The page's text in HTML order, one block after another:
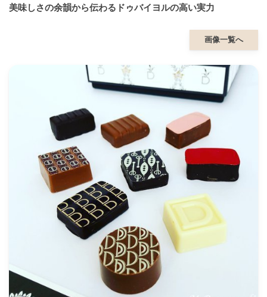
美味しさの余韻から伝わるドゥバイヨルの高い実力
画像一覧へ